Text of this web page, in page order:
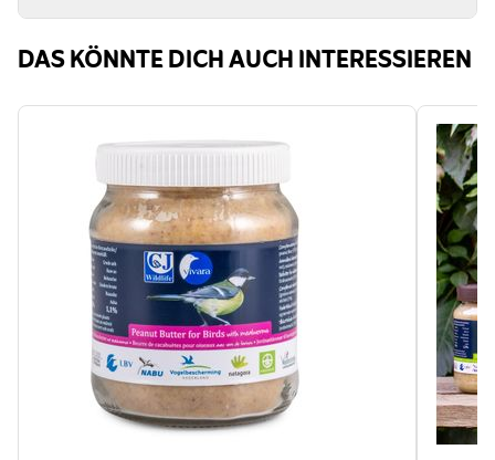
DAS KÖNNTE DICH AUCH INTERESSIEREN